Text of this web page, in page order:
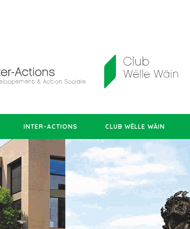
INTER-ACTIONS CLUB WËLLE WÄIN